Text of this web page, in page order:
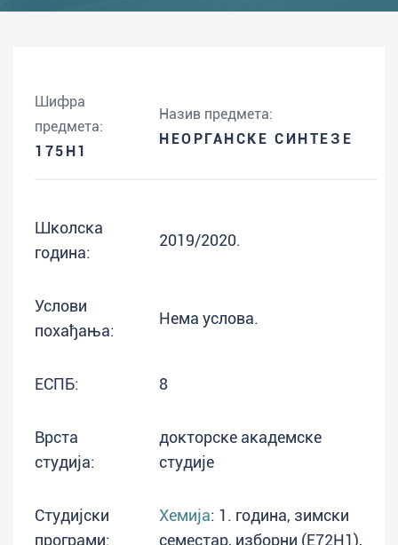
Шифра
предмета:
175H1
Назив предмета:
НЕОРГАНСКЕ СИНТЕЗЕ
Школска
година:
2019/2020.
Услови
похађања:
Нема услова.
ЕСПБ: 8
Врста
студија:
докторске академске
студије
Студијски
програми:
Хемија: 1. година, зимски
семестар, изборни (E72H1),